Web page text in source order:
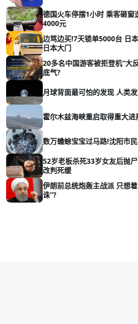
德国火车停摆1小时 乘客砸窗
4000元
边骂边买!7天锁单5000台 日
日本大门
20多名中国游客被拒登机“大
底气?
月球背面最可怕的发现 人类
霍尔木兹海峡重启取得重大
数万蟾蜍宝宝过马路!沈阳市
52岁老板杀死33岁女友后抛
改判死缓
伊朗前总统炮轰主战派 只想
诛”?